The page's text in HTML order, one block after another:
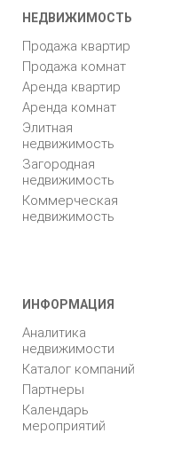
НЕДВИЖИМОСТЬ
Продажа квартир
Продажа комнат
Аренда квартир
Аренда комнат
Элитная
недвижимость
Загородная
недвижимость
Коммерческая
недвижимость
ИНФОРМАЦИЯ
Аналитика
недвижимости
Каталог компаний
Партнеры
Календарь
мероприятий